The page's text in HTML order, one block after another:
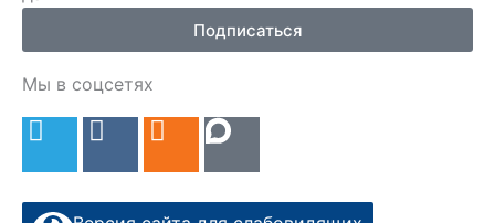
Подписаться
Мы в соцсетях
e
o